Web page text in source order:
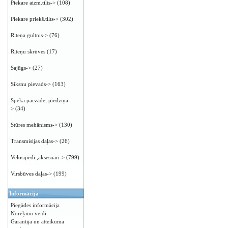
Piekare aizm.tilts-> (108)
Piekare priekš.tilts-> (302)
Riteņa gultnis-> (76)
Riteņu skrūves (17)
Sajūgs-> (27)
Siksnu pievads-> (163)
Spēka pārvade, piedziņa-
> (34)
Stūres mehānisms-> (130)
Transmisijas daļas-> (26)
Velosipēdi ,aksesuāri-> (799)
Virsbūves daļas-> (199)
Informācija
Piegādes informācija
Norēķinu veidi
Garantija un atteikuma